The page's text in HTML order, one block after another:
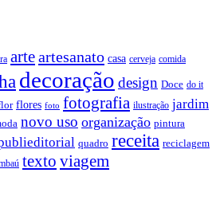
arteartesanato casa cerveja comida
decoração design Doce do it
flores foto fotografia ilustração jardim
novo uso organização pintura
quadro receita reciclagem
texto viagem